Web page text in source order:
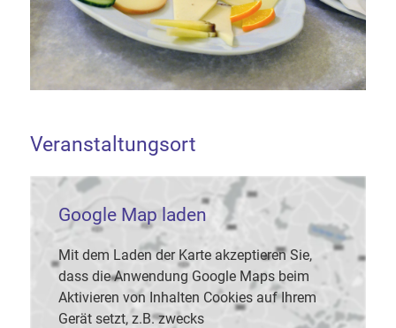
Veranstaltungsort
Google Map laden
Mit dem Laden der Karte akzeptieren Sie,
dass die Anwendung Google Maps beim
Aktivieren von Inhalten Cookies auf Ihrem
Gerät setzt, z.B. zwecks